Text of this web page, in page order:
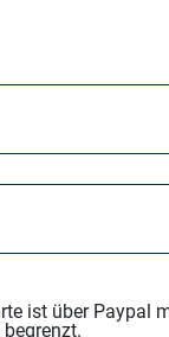
ist über Paypal